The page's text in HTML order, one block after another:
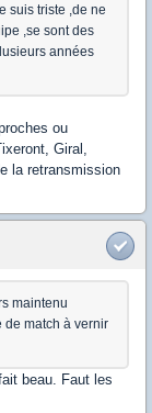
suis triste ,de ne
,se sont des
années
ou
Giral,
la retransmission
maintenu
de match à vernir
beau. Faut les